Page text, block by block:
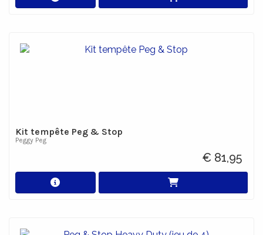
Kit tempête Peg & Stop
Peggy Peg
€ 81,95